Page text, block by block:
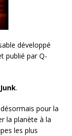
développé
publié par Q-
.
pour la
la planète à la
les plus